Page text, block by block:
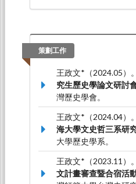
策劃工作
王政文*（2024.05）。
究生歷史學論文研討
灣歷史學會。
王政文*（2024.04）。
海大學文史哲三系研
大學歷史學系。
王政文*（2023.11）。
文計畫審查暨合宿活